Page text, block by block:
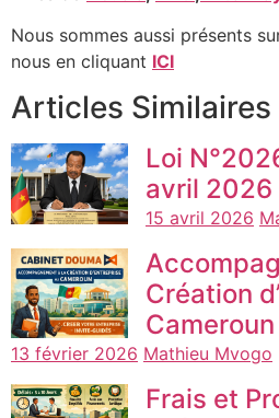
Nous sommes aussi présents
nous en cliquant ICI
Articles Similaires
Loi
avril 2026
15 avril 2026
Création
Cameroun
13 février 2026 Mathieu Mvogo
Frais et